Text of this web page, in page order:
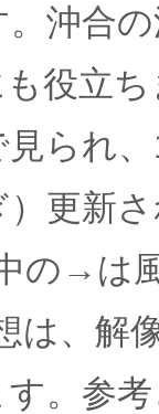
沖合
役立
られ
）更新
の→は
は、解
。参